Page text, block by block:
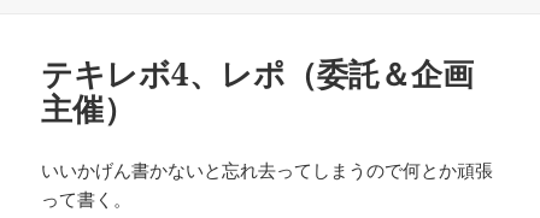
テキレボ4、レポ（委託＆企画
主催）
いいかげん書かないと忘れ去ってしまうので何とか頑張
って書く。